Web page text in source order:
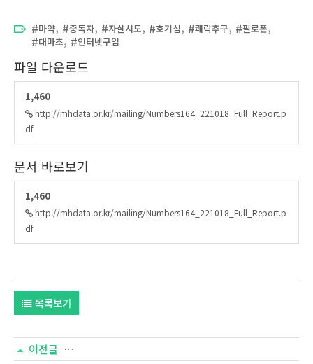
마약, 중독자, 자살시도, 호기심, 쾌락추구, 필로폰,
대마초, 인터넷구입
파일 다운로드
1,460
http://mhdata.or.kr/mailing/Numbers164_221018_Full_Report.p
df
문서 바로보기
1,460
http://mhdata.or.kr/mailing/Numbers164_221018_Full_Report.p
df
목록보기
이전글 165호-<고교 기독동아리 실태>